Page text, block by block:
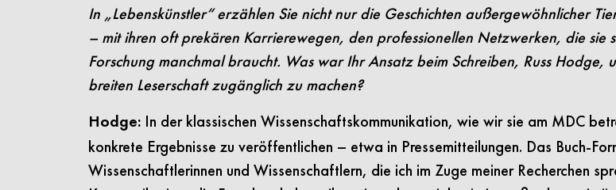
In „Lebenskünstler“ erzählen Sie nicht nur die Geschichten außergewöhnlicher
– mit ihren oft prekären Karrierewegen, den professionellen Netzwerken, die sie
Forschung manchmal braucht. Was war Ihr Ansatz beim Schreiben, Russ Hodge,
breiten Leserschaft zugänglich zu machen?
Hodge: In der klassischen Wissenschaftskommunikation, wie wir sie am MDC
konkrete Ergebnisse zu veröffentlichen – etwa in Pressemitteilungen. Das Buch-
Wissenschaftlerinnen und Wissenschaftlern, die ich im Zuge meiner Recherchen